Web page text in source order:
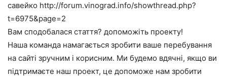
савейко http://forum.vinograd.info/showthread.php?
t=6975&page=2
Вам сподобалася стаття? допоможіть проекту!
Наша команда намагається зробити ваше перебування
на сайті зручним і корисним. Ми будемо вдячні, якщо ви
підтримаєте наш проект, це допоможе нам зробити